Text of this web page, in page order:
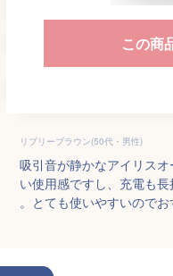
この商
リプリーブラウン(50代・男性)
吸引音が静かなアイリス
い使用感ですし、充電も
。とても使いやすいのでお